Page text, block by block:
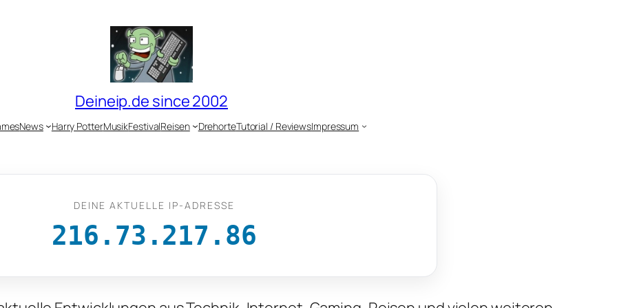
Deineip.de since 2002
News Harry PotterMusikFestivalReisen DrehorteTutorial / ReviewsImpressum
DEINE AKTUELLE IP-ADRESSE
216.73.217.86